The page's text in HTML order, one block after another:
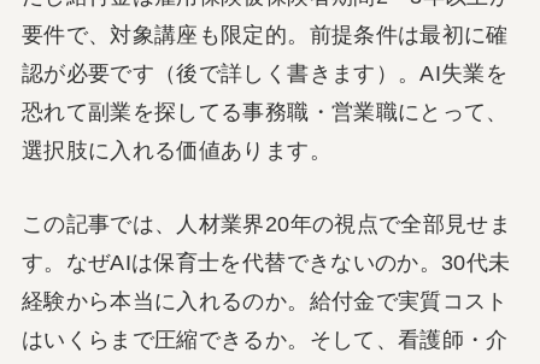
要件で、対象講座も限定的。前提条件は最初に確
認が必要です（後で詳しく書きます）。AI失業を
恐れて副業を探してる事務職・営業職にとって、
選択肢に入れる価値あります。
この記事では、人材業界20年の視点で全部見せま
す。なぜAIは保育士を代替できないのか。30代未
経験から本当に入れるのか。給付金で実質コスト
はいくらまで圧縮できるか。そして、看護師・介